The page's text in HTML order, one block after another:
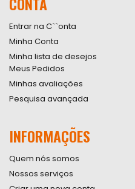
Newsletter:
Entrar na C``onta
Minha Conta
Minha lista de desejos
Meus Pedidos
Minhas avaliações
Pesquisa avançada
INFORMAÇÕES
Quem nós somos
Nossos serviços